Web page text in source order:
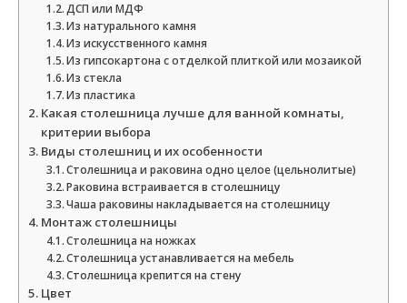
ДСП или МДФ
Из натурального камня
Из искусственного камня
Из гипсокартона с отделкой плиткой или мозаикой
Из стекла
Из пластика
Какая столешница лучше для ванной комнаты,
критерии выбора
Виды столешниц и их особенности
Столешница и раковина одно целое (цельнолитые)
Раковина встраивается в столешницу
Чаша раковины накладывается на столешницу
Монтаж столешницы
Столешница на ножках
Столешница устанавливается на мебель
Столешница крепится на стену
Цвет